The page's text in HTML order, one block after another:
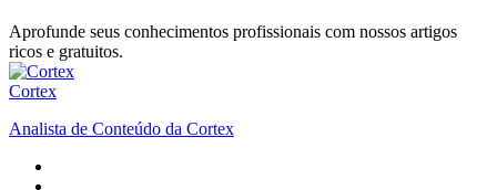
Aprofunde seus conhecimentos profissionais com nossos artigos
ricos e gratuitos.
Cortex
Analista de Conteúdo da Cortex